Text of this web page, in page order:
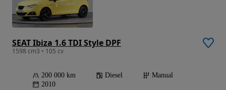
SEAT Ibiza 1.6 TDI Style DPF
1598 cm3 • 105 cv
200 000 km Diesel
Manual
2010